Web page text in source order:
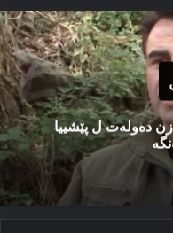
دەولەت ل پێشییا